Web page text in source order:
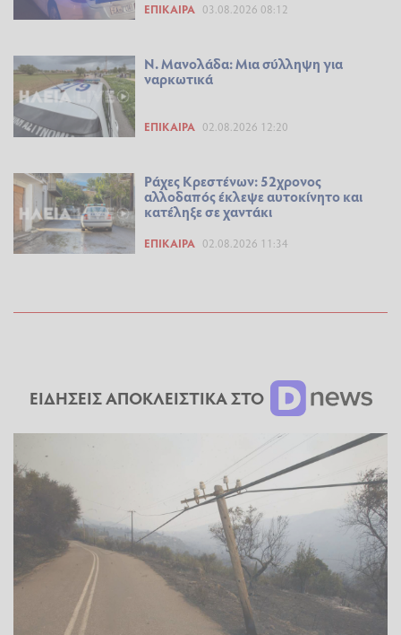
ΕΠΊΚΑΙΡΑ 03.08.2026 08:12
Ν. Μανολάδα: Μια σύλληψη για
ναρκωτικά
ΕΠΊΚΑΙΡΑ 02.08.2026 12:20
Ράχες Κρεστένων: 52χρονος
αλλοδαπός έκλεψε αυτοκίνητο και
κατέληξε σε χαντάκι
ΕΠΊΚΑΙΡΑ 02.08.2026 11:34
ΕΙΔΗΣΕΙΣ ΑΠΟΚΛΕΙΣΤΙΚΑ ΣΤΟ